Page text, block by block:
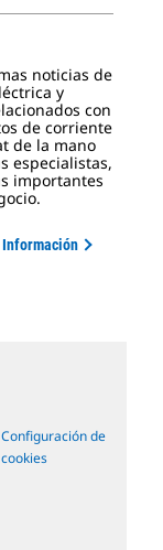
noticias de
y
con
de corriente
de la mano
especialistas,
importantes
Información
Configuración de
cookies